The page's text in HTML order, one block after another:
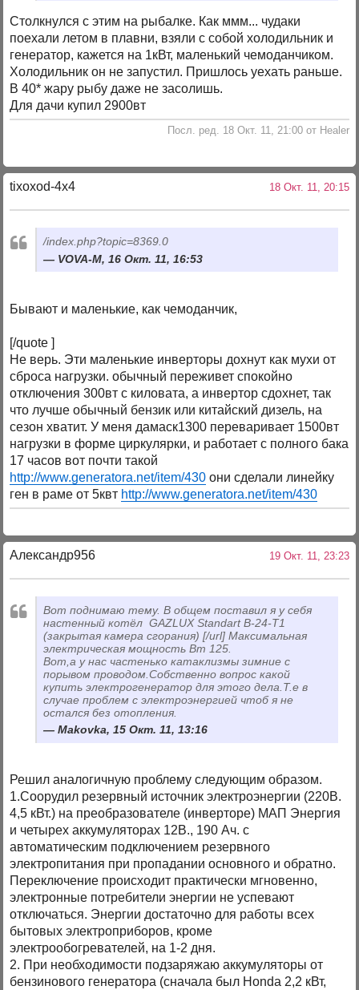
Столкнулся с этим на рыбалке. Как ммм... чудаки
поехали летом в плавни, взяли с собой холодильник и
генератор, кажется на 1кВт, маленький чемоданчиком.
Холодильник он не запустил. Пришлось уехать раньше.
В 40* жару рыбу даже не засолишь.
Для дачи купил 2900вт
Посл. ред. 18 Окт. 11, 21:00 от Healer
tixoxod-4x4 18 Окт. 11, 20:15
/index.php?topic=8369.0
VOVA-M, 16 Окт. 11, 16:53
Бывают и маленькие, как чемоданчик,
[/quote ]
Не верь. Эти маленькие инверторы дохнут как мухи от
сброса нагрузки. обычный переживет спокойно
отключения 300вт с киловата, а инвертор сдохнет, так
что лучше обычный бензик или китайский дизель, на
сезон хватит. У меня дамаск1300 переваривает 1500вт
нагрузки в форме циркулярки, и работает с полного бака
17 часов вот почти такой
http://www.generatora.net/item/430 они сделали линейку
ген в раме от 5квт http://www.generatora.net/item/430
Александр956 19 Окт. 11, 23:23
Вот поднимаю тему. В общем поставил я у себя
настенный котёл GAZLUX Standart B-24-T1
(закрытая камера сгорания) [/url] Максимальная
электрическая мощность Вт 125.
Вот,а у нас частенько катаклизмы зимние с
порывом проводом.Собственно вопрос какой
купить электрогенератор для этого дела.Т.е в
случае проблем с электроэнергией чтоб я не
остался без отопления.
Makovka, 15 Окт. 11, 13:16
Решил аналогичную проблему следующим образом.
1.Соорудил резервный источник электроэнергии (220В.
4,5 кВт.) на преобразователе (инверторе) МАП Энергия
и четырех аккумуляторах 12В., 190 Ач. с
автоматическим подключением резервного
электропитания при пропадании основного и обратно.
Переключение происходит практически мгновенно,
электронные потребители энергии не успевают
отключаться. Энергии достаточно для работы всех
бытовых электроприборов, кроме
электрообогревателей, на 1-2 дня.
2. При необходимости подзаряжаю аккумуляторы от
бензинового генератора (сначала был Honda 2,2 кВт,